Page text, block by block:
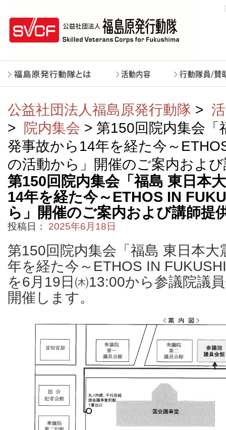
公益社団法人福島原発行動隊 >
>
院内集会 > 第150回院内集会「
発事故から14年を経た今～
の活動から」開催のご案内およ
第150回院内集会「福島 東日本
14年を経た今～ETHOS IN
ら」開催のご案内および講師提
投稿日： 2025年6月18日
第150回院内集会「福島 東日本
年を経た今～ETHOS IN
を6月19日㈭13:00から参議院議
開催します。